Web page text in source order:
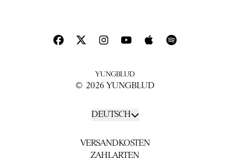
© 2026 YUNGBLUD
DEUTSCH Absenden
VERSANDKOSTEN
ZAHLARTEN